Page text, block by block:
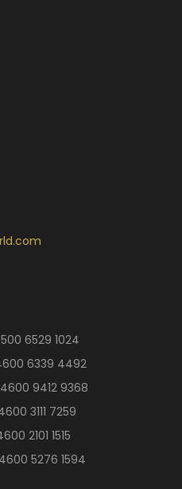
6529 1024
6339 4492
9412 9368
3111 7259
2101 1515
5276 1594